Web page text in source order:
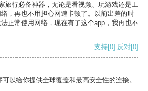
旅行必备神器，无论是看视频、玩游戏还是工
，再也不用担心网速卡顿了。以前出差的时
正常使用网络，现在有了这个app，我再也不
支持[0] 反对[0]
以给你提供全球覆盖和最高安全性的连接。